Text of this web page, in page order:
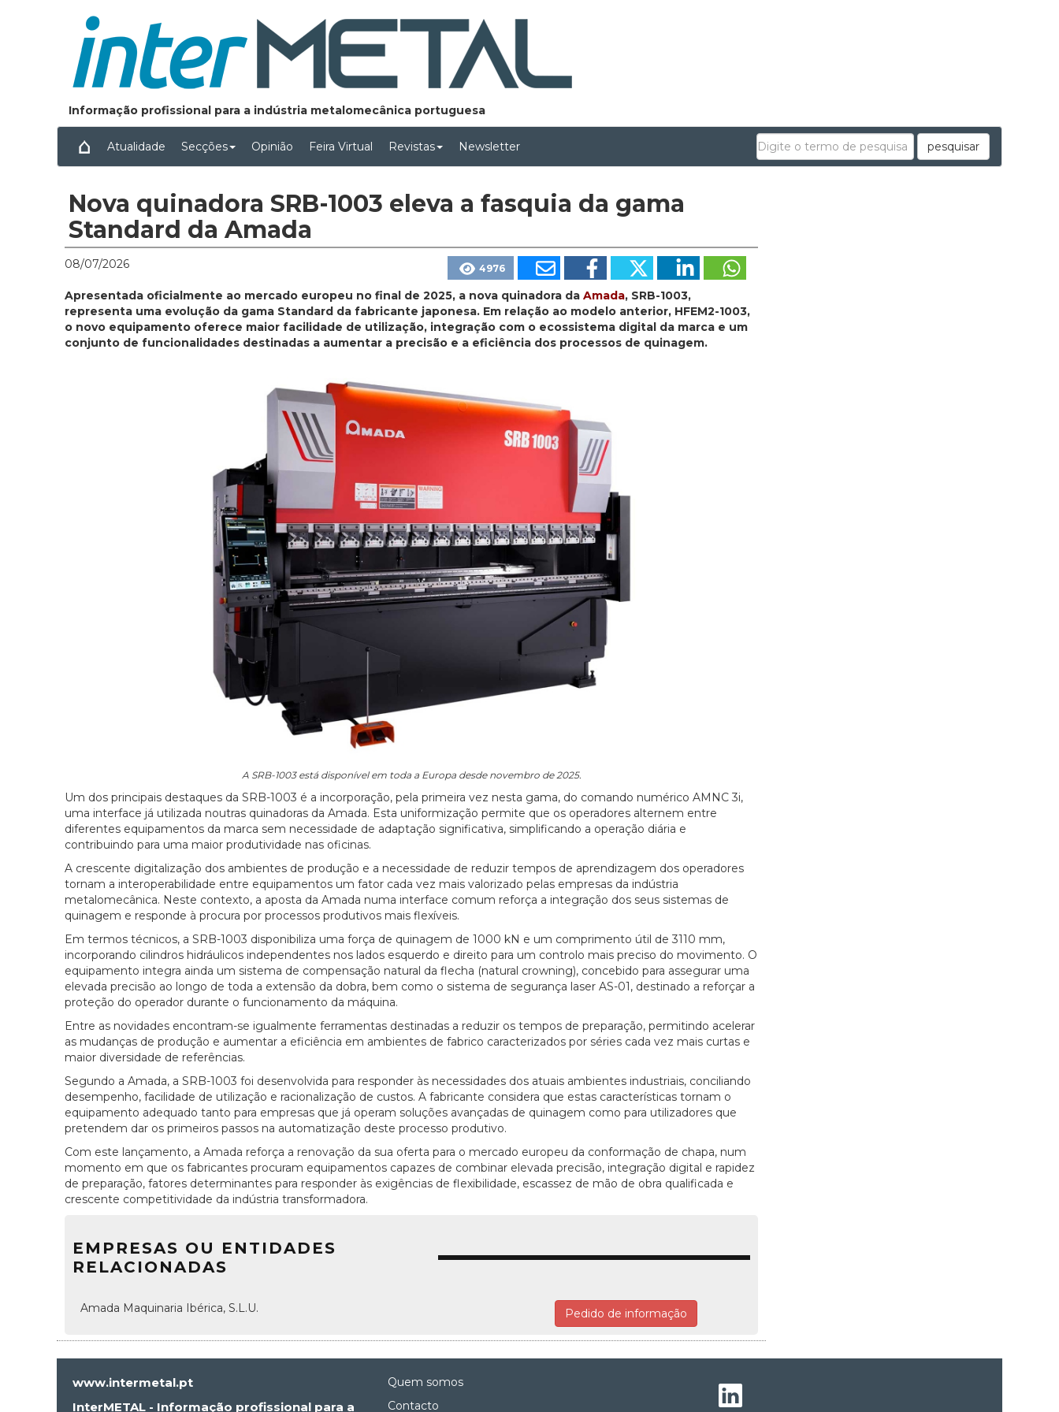
Informação profissional para a indústria metalomecânica portuguesa
Atualidade Secções Opinião Feira Virtual Revistas Newsletter pesquisar
Nova quinadora SRB-1003 eleva a fasquia da gama
Standard da Amada
08/07/2026 4976
Apresentada oficialmente ao mercado europeu no final de 2025, a nova quinadora da Amada, SRB-1003,
representa uma evolução da gama Standard da fabricante japonesa. Em relação ao modelo anterior, HFEM2-1003,
o novo equipamento oferece maior facilidade de utilização, integração com o ecossistema digital da marca e um
conjunto de funcionalidades destinadas a aumentar a precisão e a eficiência dos processos de quinagem.
A SRB-1003 está disponível em toda a Europa desde novembro de 2025.
Um dos principais destaques da SRB-1003 é a incorporação, pela primeira vez nesta gama, do comando numérico AMNC 3i,
uma interface já utilizada noutras quinadoras da Amada. Esta uniformização permite que os operadores alternem entre
diferentes equipamentos da marca sem necessidade de adaptação significativa, simplificando a operação diária e
contribuindo para uma maior produtividade nas oficinas.
A crescente digitalização dos ambientes de produção e a necessidade de reduzir tempos de aprendizagem dos operadores
tornam a interoperabilidade entre equipamentos um fator cada vez mais valorizado pelas empresas da indústria
metalomecânica. Neste contexto, a aposta da Amada numa interface comum reforça a integração dos seus sistemas de
quinagem e responde à procura por processos produtivos mais flexíveis.
Em termos técnicos, a SRB-1003 disponibiliza uma força de quinagem de 1000 kN e um comprimento útil de 3110 mm,
incorporando cilindros hidráulicos independentes nos lados esquerdo e direito para um controlo mais preciso do movimento. O
equipamento integra ainda um sistema de compensação natural da flecha (natural crowning), concebido para assegurar uma
elevada precisão ao longo de toda a extensão da dobra, bem como o sistema de segurança laser AS-01, destinado a reforçar a
proteção do operador durante o funcionamento da máquina.
Entre as novidades encontram-se igualmente ferramentas destinadas a reduzir os tempos de preparação, permitindo acelerar
as mudanças de produção e aumentar a eficiência em ambientes de fabrico caracterizados por séries cada vez mais curtas e
maior diversidade de referências.
Segundo a Amada, a SRB-1003 foi desenvolvida para responder às necessidades dos atuais ambientes industriais, conciliando
desempenho, facilidade de utilização e racionalização de custos. A fabricante considera que estas características tornam o
equipamento adequado tanto para empresas que já operam soluções avançadas de quinagem como para utilizadores que
pretendem dar os primeiros passos na automatização deste processo produtivo.
Com este lançamento, a Amada reforça a renovação da sua oferta para o mercado europeu da conformação de chapa, num
momento em que os fabricantes procuram equipamentos capazes de combinar elevada precisão, integração digital e rapidez
de preparação, fatores determinantes para responder às exigências de flexibilidade, escassez de mão de obra qualificada e
crescente competitividade da indústria transformadora.
EMPRESAS OU ENTIDADES
RELACIONADAS
Amada Maquinaria Ibérica, S.L.U. Pedido de informação
www.intermetal.pt
InterMETAL - Informação profissional para a
Quem somos
Contacto